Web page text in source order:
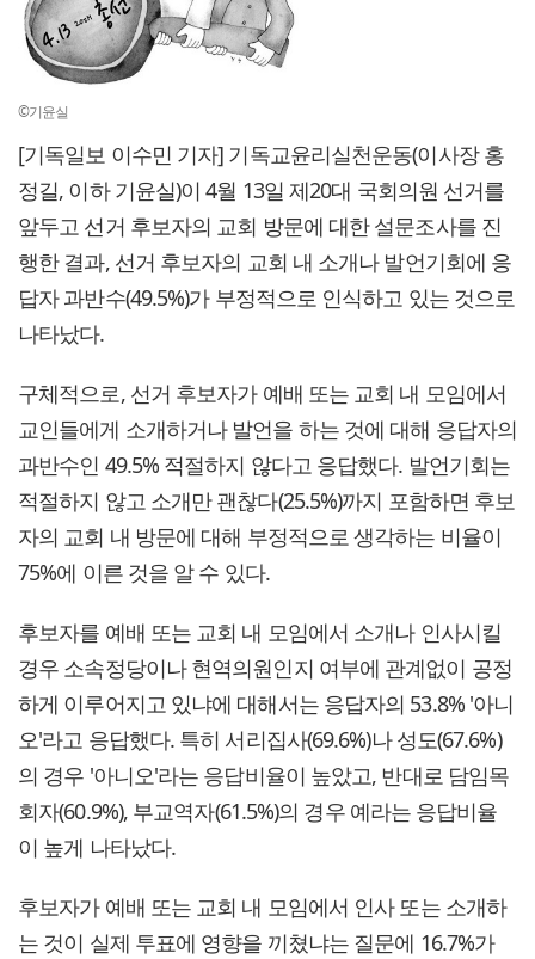
©기윤실
[기독일보 이수민 기자] 기독교윤리실천운동(이사장 홍
정길, 이하 기윤실)이 4월 13일 제20대 국회의원 선거를
앞두고 선거 후보자의 교회 방문에 대한 설문조사를 진
행한 결과, 선거 후보자의 교회 내 소개나 발언기회에 응
답자 과반수(49.5%)가 부정적으로 인식하고 있는 것으로
나타났다.
구체적으로, 선거 후보자가 예배 또는 교회 내 모임에서
교인들에게 소개하거나 발언을 하는 것에 대해 응답자의
과반수인 49.5% 적절하지 않다고 응답했다. 발언기회는
적절하지 않고 소개만 괜찮다(25.5%)까지 포함하면 후보
자의 교회 내 방문에 대해 부정적으로 생각하는 비율이
75%에 이른 것을 알 수 있다.
후보자를 예배 또는 교회 내 모임에서 소개나 인사시킬
경우 소속정당이나 현역의원인지 여부에 관계없이 공정
하게 이루어지고 있냐에 대해서는 응답자의 53.8% '아니
오'라고 응답했다. 특히 서리집사(69.6%)나 성도(67.6%)
의 경우 '아니오'라는 응답비율이 높았고, 반대로 담임목
회자(60.9%), 부교역자(61.5%)의 경우 예라는 응답비율
이 높게 나타났다.
후보자가 예배 또는 교회 내 모임에서 인사 또는 소개하
는 것이 실제 투표에 영향을 끼쳤냐는 질문에 16.7%가